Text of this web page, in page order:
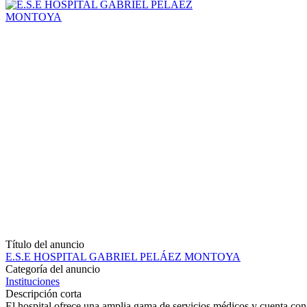
Título del anuncio
E.S.E HOSPITAL GABRIEL PELÁEZ MONTOYA
Categoría del anuncio
Instituciones
Descripción corta